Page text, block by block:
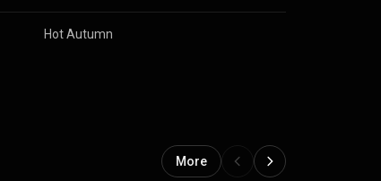
Hot Autumn
More